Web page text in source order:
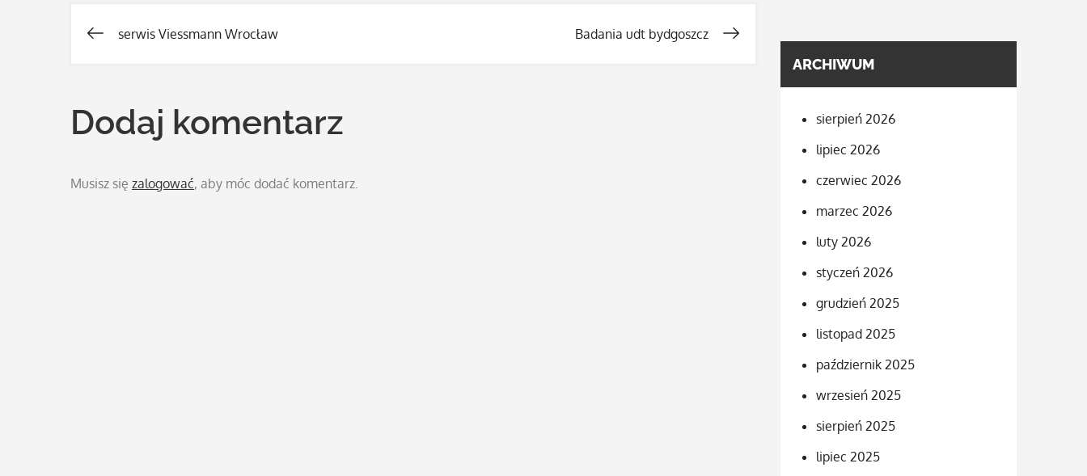
Nawigacja
serwis Viessmann Wrocław Badania udt bydgoszcz
Dodaj komentarz
Musisz się zalogować, aby móc dodać komentarz.
ARCHIWUM
sierpień 2026
lipiec 2026
czerwiec 2026
marzec 2026
luty 2026
styczeń 2026
grudzień 2025
listopad 2025
październik 2025
wrzesień 2025
sierpień 2025
lipiec 2025